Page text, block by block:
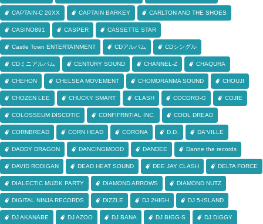
CAPTAIN-C 20XX CAPTAIN BARKEY CARLTON AND THE SHOES
CASINO891 CASPER CASSETTE STAR
Castle Town ENTERTAINMENT CDアルバム CDシングル
CDミニアルバム CENTURY SOUND CHANNEL-Z CHAQURA
CHEHON CHELSEA MOVEMENT CHOMORANMA SOUND CHOUJI
CHOZEN LEE CHUCKY SMART CLASH COCORO-G COJIE
COLOSSEUM DISCOTIC CONFIFRNTIAL INC. COOL DREAD
CORNBREAD CORN HEAD CORONA D.D. DA'VILLE
DADDY DRAGON DANCINGMOOD DANDEE Danne the records
DAVID RODIGAN DEAD HEAT SOUND DEE JAY CLASH DELTA FORCE
DIALECTIC MUZIK PARTY DIAMOND ARROWS DIAMOND NUTZ
DIGITAL NINJA RECORDS DIZZLE DJ 2HIGH DJ 5-ISLAND
DJ AKANABE DJ AZOO DJ BANA DJ BIGG-S DJ DIGGY